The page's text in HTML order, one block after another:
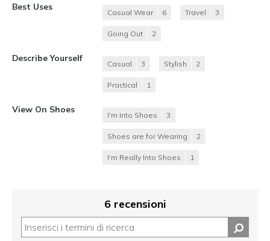
Best Uses
Casual Wear 6 Travel 3
Going Out 2
Describe Yourself
Casual 3 Stylish 2
Practical 1
View On Shoes
I'm Into Shoes 3
Shoes are for Wearing 2
I'm Really Into Shoes 1
6 recensioni